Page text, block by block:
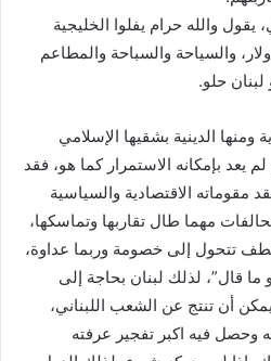
والله حرام يفلوا الخليجية
والسياحة والسباحة والمطاعم
حلو.
ومنها الدينية بشقيها الإسلامي
يعد بإمكانه الاستمرار كما هو، فقد
مقوماته الاقتصادية والسياسية
مهما طال تقاربها وتماسكها،
تتحول إلى خصومة وربما عداوة،
قال”، لذلك لبنان بحاجة إلى
أن تنتج عن الشعب اللبناني،
وحصل فيه اكبر تفجير عرفته